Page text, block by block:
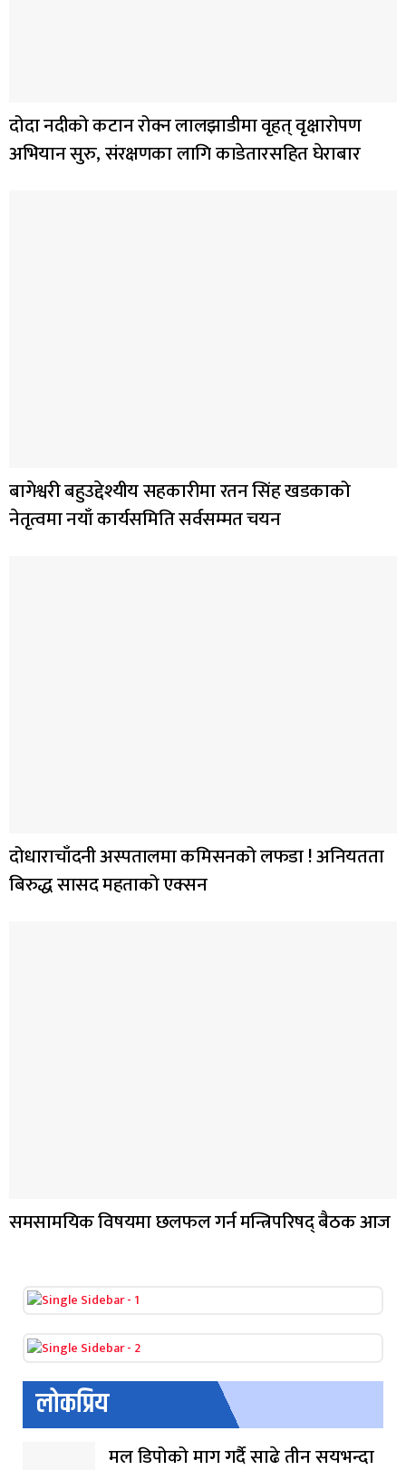
दोदा नदीको कटान रोक्न लालझाडीमा वृहत् वृक्षारोपण
अभियान सुरु, संरक्षणका लागि काडेतारसहित घेराबार
बागेश्वरी बहुउद्देश्यीय सहकारीमा रतन सिंह खडकाको
नेतृत्वमा नयाँ कार्यसमिति सर्वसम्मत चयन
दोधाराचाँदनी अस्पतालमा कमिसनको लफडा ! अनियतता
बिरुद्ध सासद महताको एक्सन
समसामयिक विषयमा छलफल गर्न मन्त्रिपरिषद् बैठक आज
लोकप्रिय
मल डिपोको माग गर्दै साढे तीन सयभन्दा